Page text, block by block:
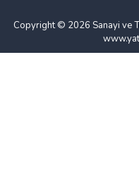
Copyright © 2026 Sanayi ve